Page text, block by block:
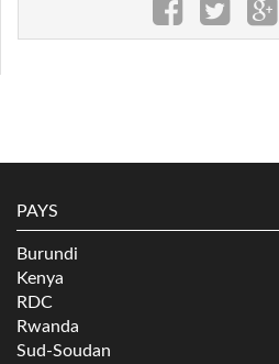
PAYS
Burundi
Kenya
RDC
Rwanda
Sud-Soudan